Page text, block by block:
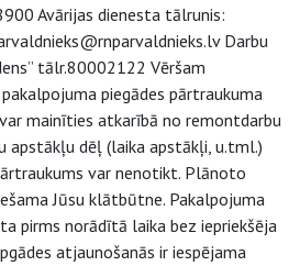
Avārijas dienesta tālrunis:
Darbu
tālr.80002122 Vēršam
piegādes pārtraukuma
mainīties atkarībā no remontdarbu
apstākļu dēļ (laika apstākļi, u.tml.)
var nenotikt. Plānoto
Jūsu klātbūtne. Pakalpojuma
pirms norādītā laika bez iepriekšēja
atjaunošanās ir iespējama